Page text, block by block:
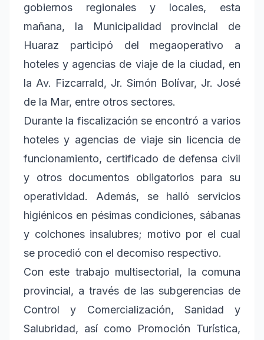
gobiernos regionales y locales, esta
mañana, la Municipalidad provincial de
Huaraz participó del megaoperativo a
hoteles y agencias de viaje de la ciudad, en
la Av. Fizcarrald, Jr. Simón Bolívar, Jr. José
de la Mar, entre otros sectores.
Durante la fiscalización se encontró a varios
hoteles y agencias de viaje sin licencia de
funcionamiento, certificado de defensa civil
y otros documentos obligatorios para su
operatividad. Además, se halló servicios
higiénicos en pésimas condiciones, sábanas
y colchones insalubres; motivo por el cual
se procedió con el decomiso respectivo.
Con este trabajo multisectorial, la comuna
provincial, a través de las subgerencias de
Control y Comercialización, Sanidad y
Salubridad, así como Promoción Turística,